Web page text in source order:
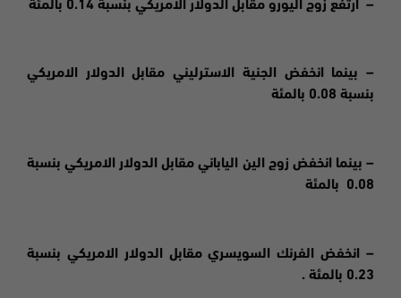
– ارتفع زوج اليورو مقابل الدولار الامريكي بنسبة 0.14 بالمئة
– بينما انخفض الجنية الاسترليني مقابل الدولار الامريكي
بنسبة 0.08 بالمئة
– بينما انخفض زوج الين الياباني مقابل الدولار الامريكي بنسبة
0.08 بالمئة
– انخفض الفرنك السويسري مقابل الدولار الامريكي بنسبة
0.23 بالمئة .